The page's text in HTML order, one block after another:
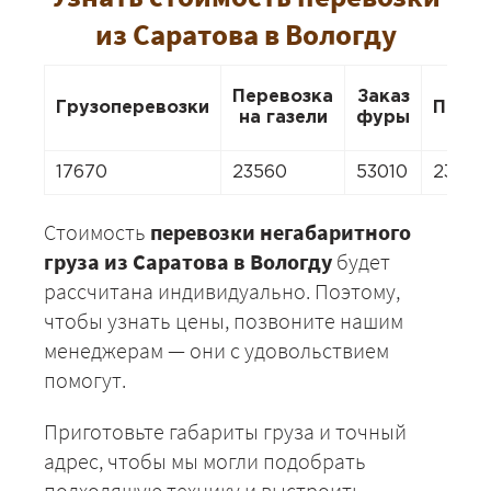
из Саратова в Вологду
Грузоперевозки
Перевозка
на газели
Заказ
фуры
17670 23560 53010 23560
Стоимость перевозки негабаритного
груза из Саратова в Вологду будет
рассчитана индивидуально. Поэтому,
чтобы узнать цены, позвоните нашим
менеджерам — они с удовольствием
помогут.
Приготовьте габариты груза и точный
адрес, чтобы мы могли подобрать